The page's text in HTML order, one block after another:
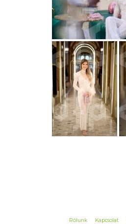
Rólunk Kapcsolat